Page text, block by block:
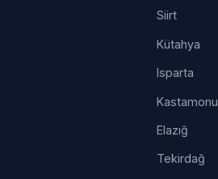
Siirt
Kütahya
Isparta
Kastamonu
Elazığ
Tekirdağ